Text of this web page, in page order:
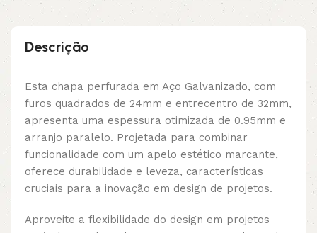
Descrição
Esta chapa perfurada em Aço Galvanizado, com
furos quadrados de 24mm e entrecentro de 32mm,
apresenta uma espessura otimizada de 0.95mm e
arranjo paralelo. Projetada para combinar
funcionalidade com um apelo estético marcante,
oferece durabilidade e leveza, características
cruciais para a inovação em design de projetos.
Aproveite a flexibilidade do design em projetos